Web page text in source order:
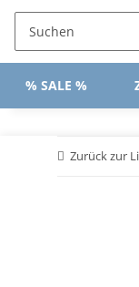
% SALE %
Zurück zur